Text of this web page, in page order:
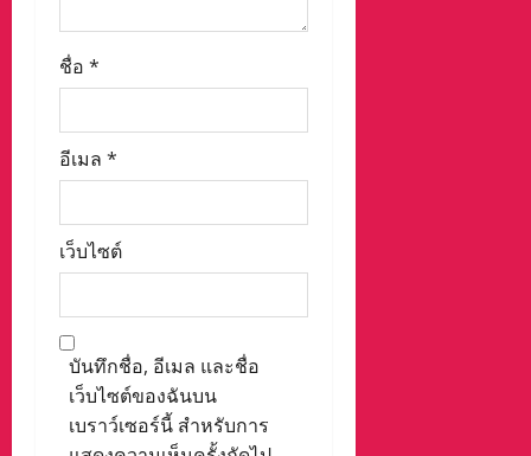
ชื่อ *
อีเมล *
เว็บไซต์
บันทึกชื่อ, อีเมล และชื่อ
เว็บไซต์ของฉันบน
เบราว์เซอร์นี้ สำหรับการ